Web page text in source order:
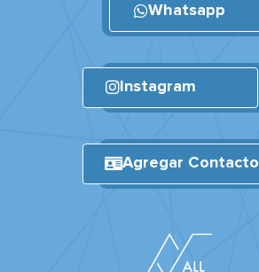
Whatsapp
Whatsapp
InstagramInstagram
Agregar Contacto
AContacto